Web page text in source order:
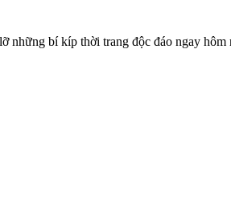
những bí kíp thời trang độc đáo ngay hôm